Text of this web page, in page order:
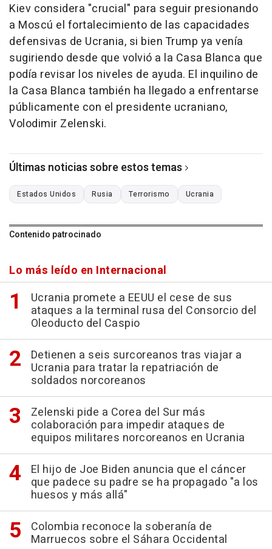
Kiev considera "crucial" para seguir presionando
a Moscú el fortalecimiento de las capacidades
defensivas de Ucrania, si bien Trump ya venía
sugiriendo desde que volvió a la Casa Blanca que
podía revisar los niveles de ayuda. El inquilino de
la Casa Blanca también ha llegado a enfrentarse
públicamente con el presidente ucraniano,
Volodimir Zelenski.
Últimas noticias sobre estos temas
Estados Unidos Rusia Terrorismo Ucrania
Contenido patrocinado
Lo más leído en Internacional
Ucrania promete a EEUU el cese de sus
ataques a la terminal rusa del Consorcio del
Oleoducto del Caspio
Detienen a seis surcoreanos tras viajar a
Ucrania para tratar la repatriación de
soldados norcoreanos
Zelenski pide a Corea del Sur más
colaboración para impedir ataques de
equipos militares norcoreanos en Ucrania
El hijo de Joe Biden anuncia que el cáncer
que padece su padre se ha propagado "a los
huesos y más allá"
Colombia reconoce la soberanía de
Marruecos sobre el Sáhara Occidental